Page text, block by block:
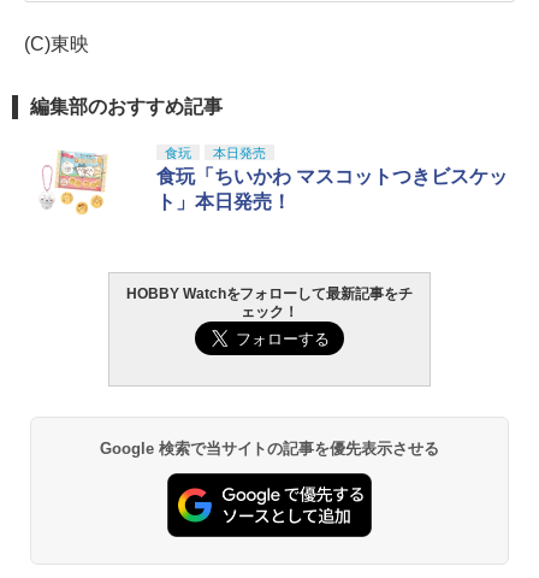
(C)東映
編集部のおすすめ記事
食玩 本日発売
食玩「ちいかわ マスコットつきビスケッ
ト」本日発売！
HOBBY Watchをフォローして最新記事をチ
ェック！
Google 検索で当サイトの記事を優先表示させる